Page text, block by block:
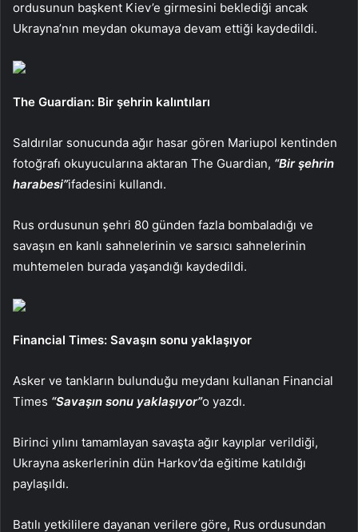
ordusunun başkent Kiev’e girmesini beklediği ancak
Ukrayna’nın meydan okumaya devam ettiği kaydedildi.
The Guardian: Bir şehrin kalıntıları
Saldırılar sonucunda ağır hasar gören Mariupol kentinden
fotoğrafı okuyucularına aktaran The Guardian, “Bir şehrin
harabesi”ifadesini kullandı.
Rus ordusunun şehri 80 günden fazla bombaladığı ve
savaşın en kanlı sahnelerinin ve sarsıcı sahnelerinin
muhtemelen burada yaşandığı kaydedildi.
Financial Times: Savaşın sonu yaklaşıyor
Asker ve tankların bulunduğu meydanı kullanan Financial
Times “Savaşın sonu yaklaşıyor”o yazdı.
Birinci yılını tamamlayan savaşta ağır kayıplar verildiği,
Ukrayna askerlerinin dün Harkov’da eğitime katıldığı
paylaşıldı.
Batılı yetkililere dayanan verilere göre, Rus ordusundan